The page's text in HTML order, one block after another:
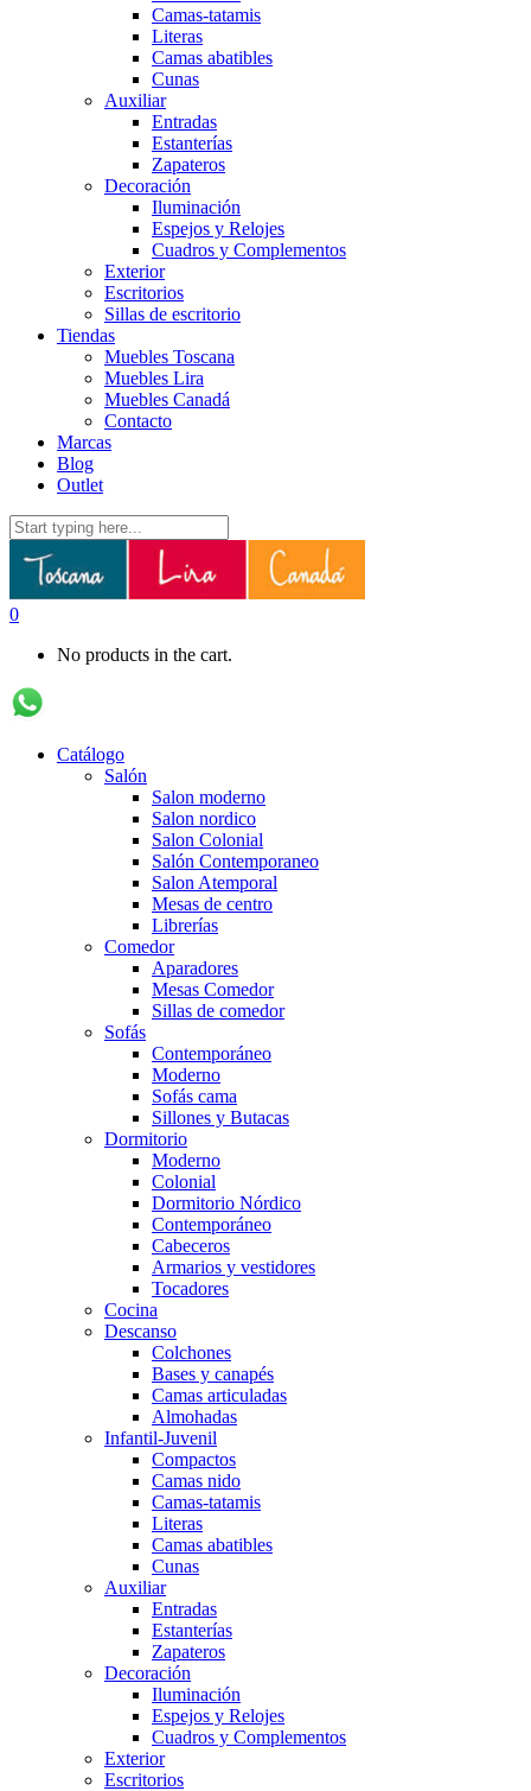
Camas-tatamis
Literas
Camas abatibles
Cunas
Auxiliar
Entradas
Estanterías
Zapateros
Decoración
Iluminación
Espejos y Relojes
Cuadros y Complementos
Exterior
Escritorios
Sillas de escritorio
Tiendas
Muebles Toscana
Muebles Lira
Muebles Canadá
Contacto
Marcas
Blog
Outlet
0
No products in the cart.
Catálogo
Salón
Salon moderno
Salon nordico
Salon Colonial
Salón Contemporaneo
Salon Atemporal
Mesas de centro
Librerías
Comedor
Aparadores
Mesas Comedor
Sillas de comedor
Sofás
Contemporáneo
Moderno
Sofás cama
Sillones y Butacas
Dormitorio
Moderno
Colonial
Dormitorio Nórdico
Contemporáneo
Cabeceros
Armarios y vestidores
Tocadores
Cocina
Descanso
Colchones
Bases y canapés
Camas articuladas
Almohadas
Infantil-Juvenil
Compactos
Camas nido
Camas-tatamis
Literas
Camas abatibles
Cunas
Auxiliar
Entradas
Estanterías
Zapateros
Decoración
Iluminación
Espejos y Relojes
Cuadros y Complementos
Exterior
Escritorios